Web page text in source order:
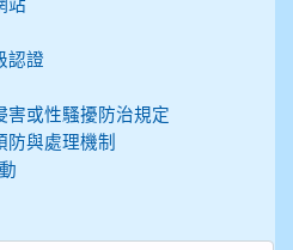
站
認證
害或性騷擾防治規定
與處理機制